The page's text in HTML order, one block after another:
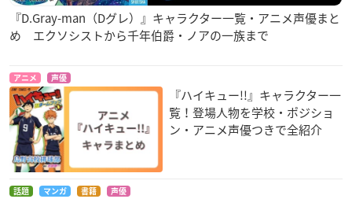
『D.Gray-man（Dグレ）』キャラクター一覧・アニメ声優まと
め エクソシストから千年伯爵・ノアの一族まで
アニメ 声優
『ハイキュー!!』キャラクター一
覧！登場人物を学校・ポジショ
ン・アニメ声優つきで全紹介
話題 マンガ 書籍 声優